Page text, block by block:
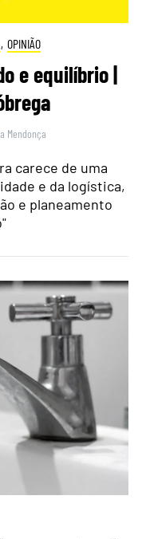
, OPINIÃO
e equilíbrio |
Mendonça
carece de uma
e da logística,
e planeamento